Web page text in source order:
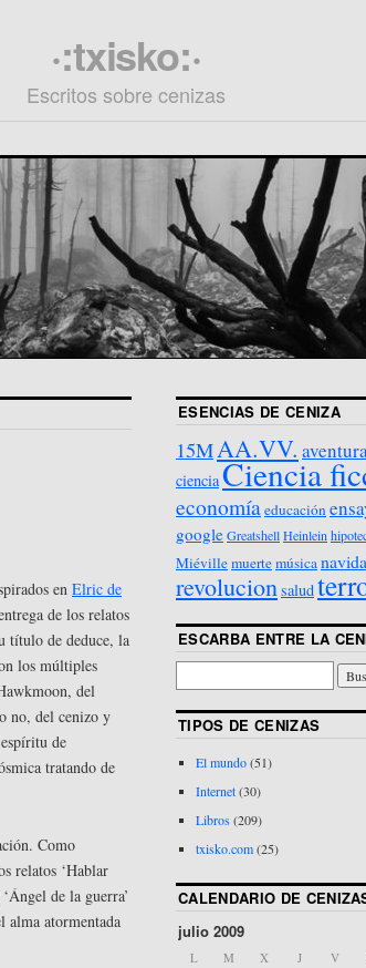
·:txisko:·
Escritos sobre cenizas
en Elric de
de los relatos
título de deduce, la
los múltiples
del
no, del cenizo y
de
tratando de
Como
relatos ‘Hablar
de la guerra’
alma atormentada
ESENCIAS DE CENIZA
15MAA.VV.
cienciaCiencia
economíaeducación
googleGreatshellHeinlein
Miévillemuertemúsica
revolucion salud
ESCARBA ENTRE LA
TIPOS DE CENIZAS
El mundo(51)
Internet(30)
Libros(209)
txisko.com(25)
CALENDARIO DE
julio 2009
L M X J V